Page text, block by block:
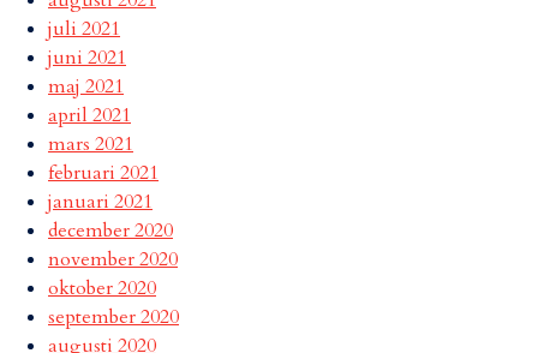
juli 2021
juni 2021
maj 2021
april 2021
mars 2021
februari 2021
januari 2021
december 2020
november 2020
oktober 2020
september 2020
augusti 2020